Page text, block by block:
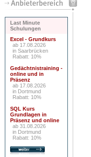
Last Minute
Schulungen
Excel - Grundkurs
ab 17.08.2026
in Saarbrücken
Rabatt: 10%
Gedächtnistraining -
online und in
Präsenz
ab 17.08.2026
in Dortmund
Rabatt: 10%
SQL Kurs
Grundlagen in
Präsenz und online
ab 31.08.2026
in Dortmund
Rabatt: 10%